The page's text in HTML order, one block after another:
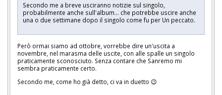
Secondo me a breve usciranno notizie sul singolo,
probabilmente anche sull'album... che potrebbe uscire anche
una o due settimane dopo il singolo come fu per Un peccato.
Però ormai siamo ad ottobre, vorrebbe dire un'uscita a
novembre, nel marasma delle uscite, con alle spalle un singolo
praticamente sconosciuto. Senza contare che Sanremo mi
sembra praticamente certo.
Secondo me, come ho già detto, ci va in duetto 😉